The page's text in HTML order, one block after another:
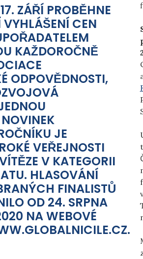
ZÁŘÍ PROBĚHNE
CEN
KAŽDOROČNĚ
ODPOVĚDNOSTI,
JE
VEŘEJNOSTI
V KATEGORII
HLASOVÁNÍ
FINALISTŮ
OD 24. SRPNA
NA WEBOVÉ
.